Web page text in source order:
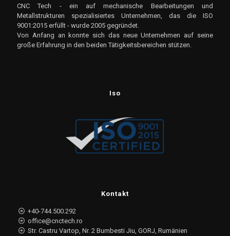
CNC Tech - ein auf mechanische Bearbeitungen und
Metallstrukturen spezialisiertes Unternehmen, das die ISO
9001:2015 erfüllt - wurde 2005 gegründet.
Von Anfang an konnte sich das neue Unternehmen auf seine
große Erfahrung in den beiden Tätigkeitsbereichen stützen.
Iso
Kontakt
+40-744.500.292
office@cnctech.ro
Str. Castru Vartop, Nr. 2 Bumbesti Jiu, GORJ, Rumänien